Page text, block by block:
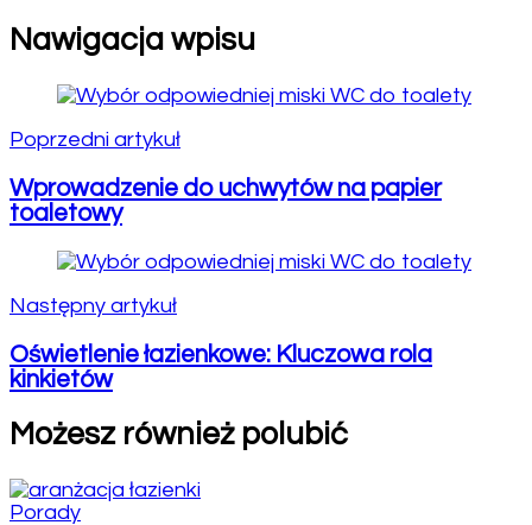
Nawigacja wpisu
Poprzedni artykuł
Wprowadzenie do uchwytów na papier
toaletowy
Następny artykuł
Oświetlenie łazienkowe: Kluczowa rola
kinkietów
Możesz również polubić
Porady